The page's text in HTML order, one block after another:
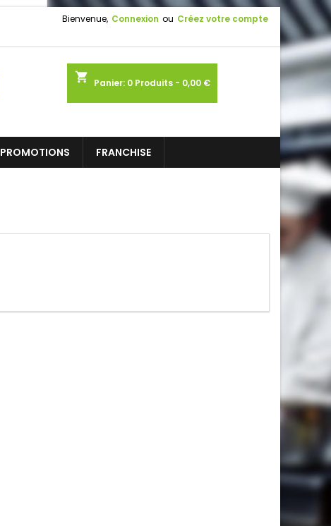
Bienvenue, Connexion ou Créez votre compte
shopping_cart Panier: 0 Produits - 0,00 €
PROMOTIONS FRANCHISE